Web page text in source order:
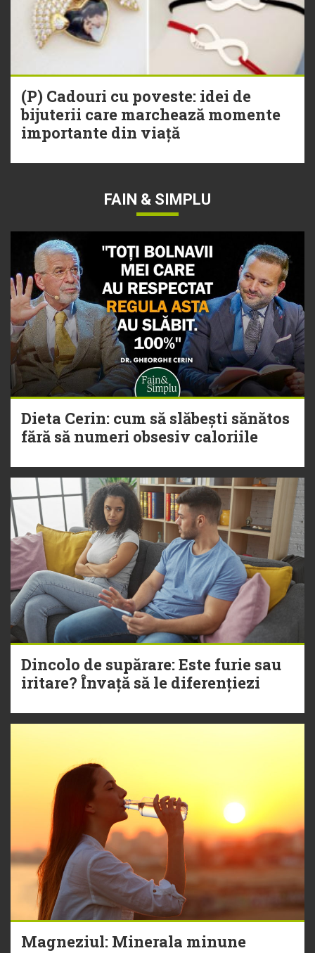
(P) Cadouri cu poveste: idei de
bijuterii care marchează momente
importante din viață
FAIN & SIMPLU
Dieta Cerin: cum să slăbești sănătos
fără să numeri obsesiv caloriile
Dincolo de supărare: Este furie sau
iritare? Învață să le diferențiezi
Magneziul: Minerala minune